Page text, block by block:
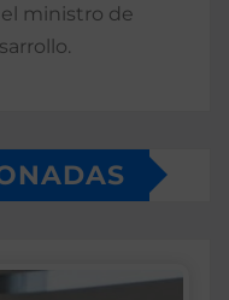
ministro de